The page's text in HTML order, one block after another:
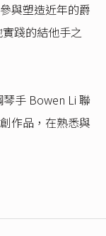
與塑造近年的爵
踐的結他手之
手 Bowen Li 聯
作品，在熟悉與